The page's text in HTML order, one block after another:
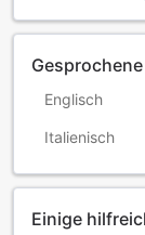
Englisch
Italienisch
Einige